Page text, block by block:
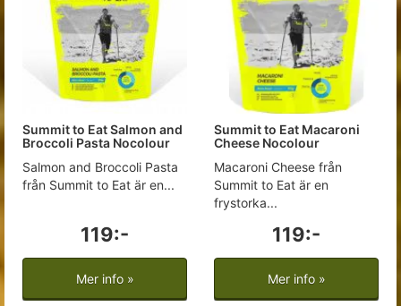
Summit to Eat Salmon and
Broccoli Pasta Nocolour
Salmon and Broccoli Pasta
från Summit to Eat är en...
119:-
Mer info »
Summit to Eat Macaroni
Cheese Nocolour
Macaroni Cheese från
Summit to Eat är en
frystorka...
119:-
Mer info »